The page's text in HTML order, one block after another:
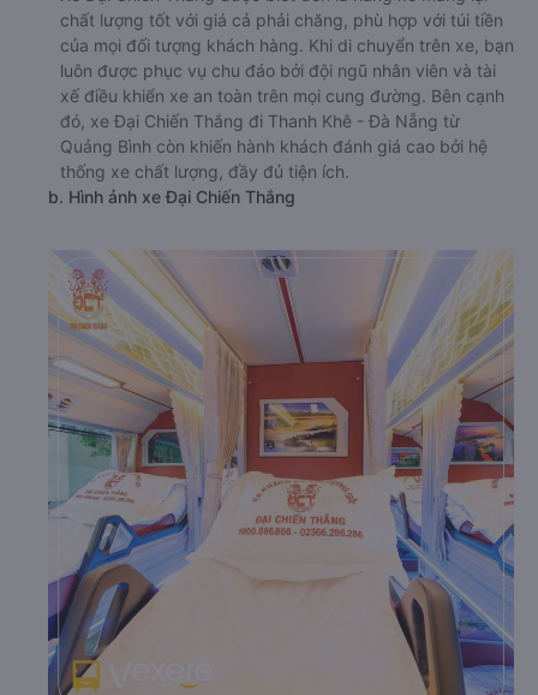
chất lượng tốt với giá cả phải chăng, phù hợp với túi tiền
của mọi đối tượng khách hàng. Khi di chuyển trên xe, bạn
luôn được phục vụ chu đáo bởi đội ngũ nhân viên và tài
xế điều khiển xe an toàn trên mọi cung đường. Bên cạnh
đó, xe Đại Chiến Thắng đi Thanh Khê - Đà Nẵng từ
Quảng Bình còn khiến hành khách đánh giá cao bởi hệ
thống xe chất lượng, đầy đủ tiện ích.
b. Hình ảnh xe Đại Chiến Thắng